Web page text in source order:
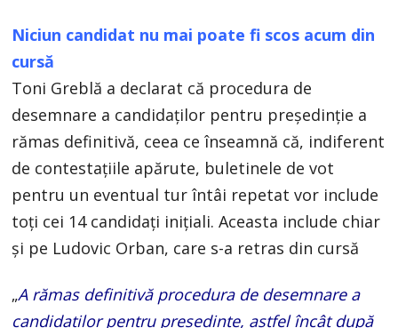
Niciun candidat nu mai poate fi scos acum din
cursă
Toni Greblă a declarat că procedura de
desemnare a candidaților pentru președinție a
rămas definitivă, ceea ce înseamnă că, indiferent
de contestațiile apărute, buletinele de vot
pentru un eventual tur întâi repetat vor include
toți cei 14 candidați inițiali. Aceasta include chiar
și pe Ludovic Orban, care s-a retras din cursă
„A rămas definitivă procedura de desemnare a
candidaților pentru președinte, astfel încât după